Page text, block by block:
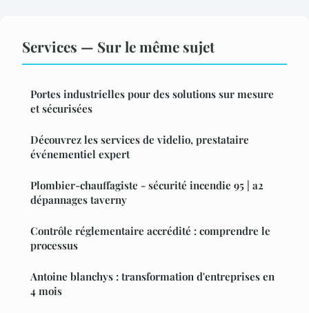
Services — Sur le même sujet
Portes industrielles pour des solutions sur mesure
et sécurisées
Découvrez les services de videlio, prestataire
événementiel expert
Plombier-chauffagiste - sécurité incendie 95 | a2
dépannages taverny
Contrôle réglementaire accrédité : comprendre le
processus
Antoine blanchys : transformation d'entreprises en
4 mois